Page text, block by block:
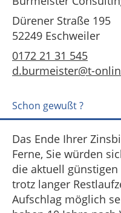
Dürener Straße 195
52249 Eschweiler
0172 21 31 545
d.burmeister@t-
Schon gewußt ?
Das Ende Ihrer
Ferne, Sie würden
die aktuell günstigen
trotz langer
Aufschlag möglich